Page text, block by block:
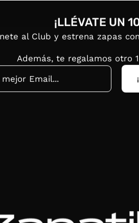
¡LLÉVATE UN
al Club y estrena zapas
Además, te regalamos otro